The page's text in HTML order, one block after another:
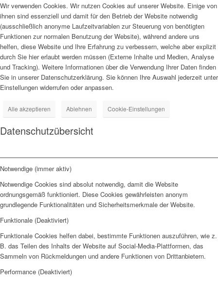
Wir verwenden Cookies. Wir nutzen Cookies auf unserer Website. Einige von
ihnen sind essenziell und damit für den Betrieb der Website notwendig
(ausschließlich anonyme Laufzeitvariablen zur Steuerung von benötigten
Funktionen zur normalen Benutzung der Website), während andere uns
helfen, diese Website und Ihre Erfahrung zu verbessern, welche aber explizit
durch Sie hier erlaubt werden müssen (Externe Inhalte und Medien, Analyse
und Tracking). Weitere Informationen über die Verwendung Ihrer Daten finden
Sie in unserer Datenschutzerklärung. Sie können Ihre Auswahl jederzeit unter
Einstellungen widerrufen oder anpassen.
Alle akzeptieren Ablehnen Cookie-Einstellungen
Datenschutzübersicht
Notwendige (immer aktiv)
Notwendige Cookies sind absolut notwendig, damit die Website
ordnungsgemäß funktioniert. Diese Cookies gewährleisten anonym
grundlegende Funktionalitäten und Sicherheitsmerkmale der Website.
Funktionale (Deaktiviert)
Funktionale Cookies helfen dabei, bestimmte Funktionen auszuführen, wie z.
B. das Teilen des Inhalts der Website auf Social-Media-Plattformen, das
Sammeln von Rückmeldungen und andere Funktionen von Drittanbietern.
Performance (Deaktiviert)